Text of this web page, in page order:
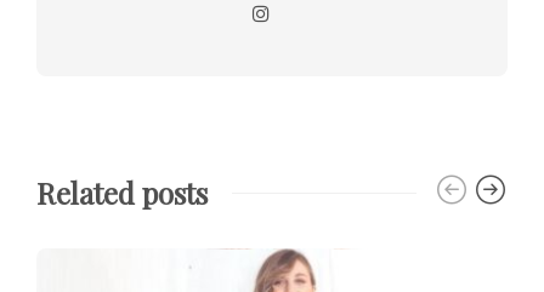
Related posts